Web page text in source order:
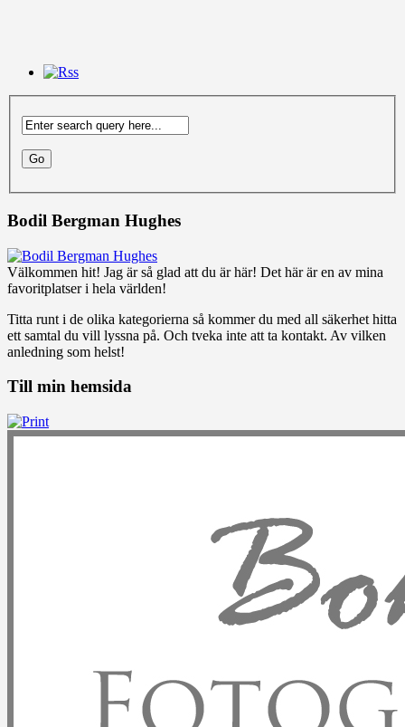
Bodil Bergman Hughes
Välkommen hit! Jag är så glad att du är här! Det här är en av mina
favoritplatser i hela världen!
Titta runt i de olika kategorierna så kommer du med all säkerhet hitta
ett samtal du vill lyssna på. Och tveka inte att ta kontakt. Av vilken
anledning som helst!
Till min hemsida